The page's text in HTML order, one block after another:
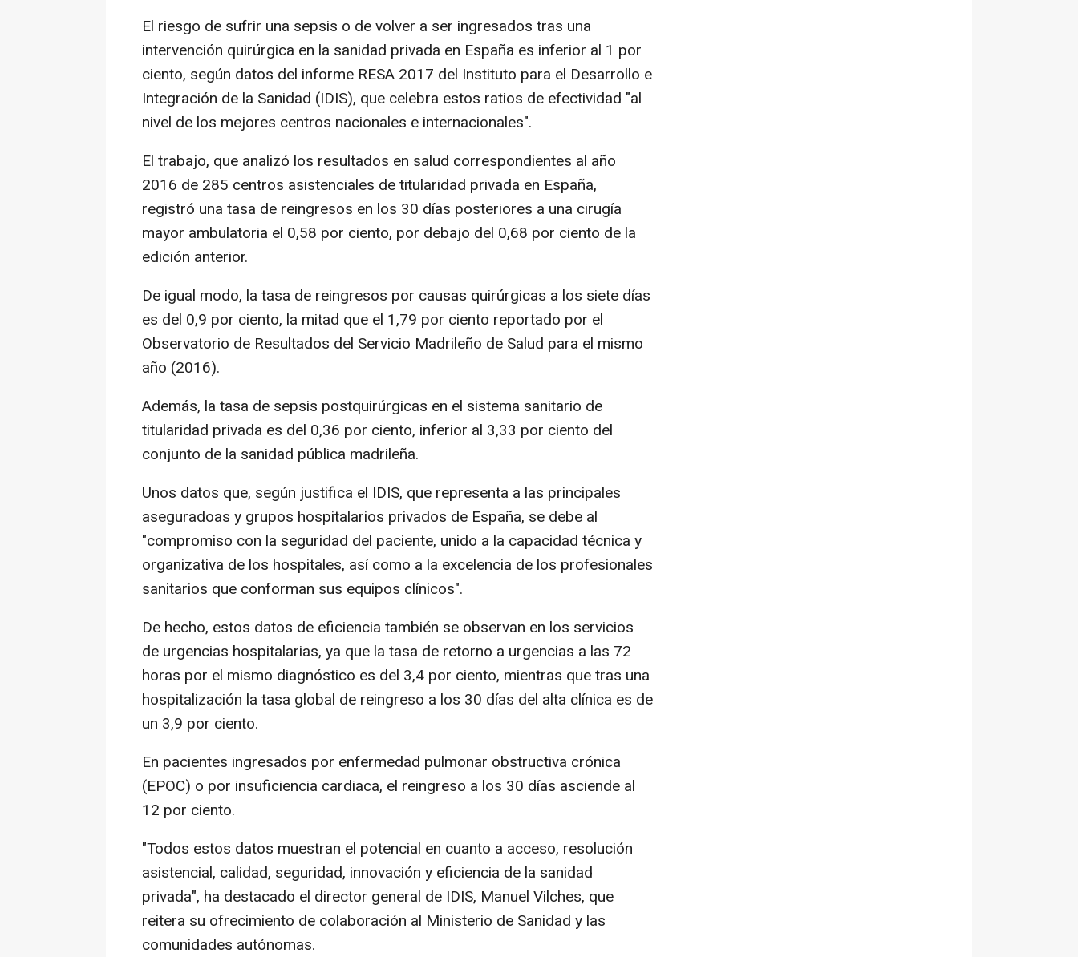
El riesgo de sufrir una sepsis o de volver a ser ingresados tras una
intervención quirúrgica en la sanidad privada en España es inferior al 1 por
ciento, según datos del informe RESA 2017 del Instituto para el Desarrollo e
Integración de la Sanidad (IDIS), que celebra estos ratios de efectividad "al
nivel de los mejores centros nacionales e internacionales".
El trabajo, que analizó los resultados en salud correspondientes al año
2016 de 285 centros asistenciales de titularidad privada en España,
registró una tasa de reingresos en los 30 días posteriores a una cirugía
mayor ambulatoria el 0,58 por ciento, por debajo del 0,68 por ciento de la
edición anterior.
De igual modo, la tasa de reingresos por causas quirúrgicas a los siete días
es del 0,9 por ciento, la mitad que el 1,79 por ciento reportado por el
Observatorio de Resultados del Servicio Madrileño de Salud para el mismo
año (2016).
Además, la tasa de sepsis postquirúrgicas en el sistema sanitario de
titularidad privada es del 0,36 por ciento, inferior al 3,33 por ciento del
conjunto de la sanidad pública madrileña.
Unos datos que, según justifica el IDIS, que representa a las principales
aseguradoas y grupos hospitalarios privados de España, se debe al
"compromiso con la seguridad del paciente, unido a la capacidad técnica y
organizativa de los hospitales, así como a la excelencia de los profesionales
sanitarios que conforman sus equipos clínicos".
De hecho, estos datos de eficiencia también se observan en los servicios
de urgencias hospitalarias, ya que la tasa de retorno a urgencias a las 72
horas por el mismo diagnóstico es del 3,4 por ciento, mientras que tras una
hospitalización la tasa global de reingreso a los 30 días del alta clínica es de
un 3,9 por ciento.
En pacientes ingresados por enfermedad pulmonar obstructiva crónica
(EPOC) o por insuficiencia cardiaca, el reingreso a los 30 días asciende al
12 por ciento.
"Todos estos datos muestran el potencial en cuanto a acceso, resolución
asistencial, calidad, seguridad, innovación y eficiencia de la sanidad
privada", ha destacado el director general de IDIS, Manuel Vilches, que
reitera su ofrecimiento de colaboración al Ministerio de Sanidad y las
comunidades autónomas.